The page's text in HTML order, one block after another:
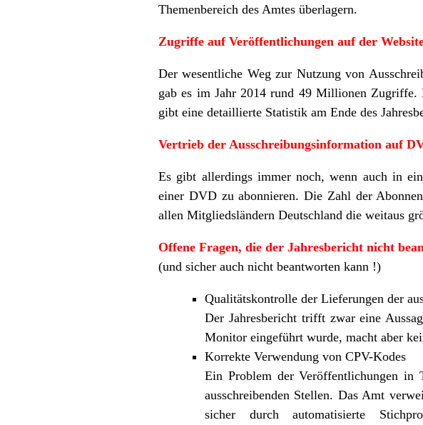
Themenbereich des Amtes überlagern.
Zugriffe auf Veröffentlichungen auf der
Der wesentliche Weg zur Nutzung von
gab es im Jahr 2014 rund 49 Millionen
gibt eine detaillierte Statistik am Ende des
Vertrieb der Ausschreibungsinformation auf
Es gibt allerdings immer noch, wenn auch in
einer DVD zu abonnieren. Die Zahl der
allen Mitgliedsländern Deutschland die weitaus
Offene Fragen, die der Jahresbericht nicht
(und sicher auch nicht beantworten kann !)
Qualitätskontrolle der Lieferungen der
Der Jahresbericht trifft zwar eine
Monitor eingeführt wurde, macht aber
Korrekte Verwendung von CPV-Kodes
Ein Problem der Veröffentlichungen in
ausschreibenden Stellen. Das Amt
sicher durch automatisierte